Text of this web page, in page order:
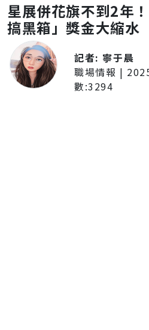
星展併花旗不到2年
搞黑箱」獎金大縮
記者: 寧于晨
職場情報 |
數:3294